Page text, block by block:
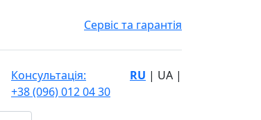
Сервіс та гарантія
Консультація:
+38 (096) 012 04 30
RU | UA |